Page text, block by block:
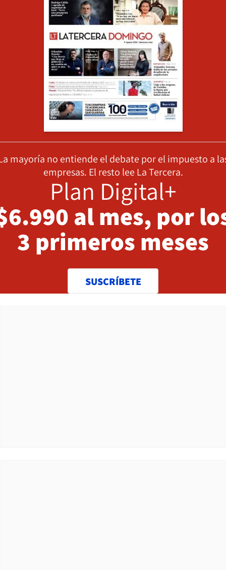
mayoría no entiende el debate por el impuesto a
empresas. El resto lee La Tercera.
Plan Digital+
al mes, por
3 primeros meses
SUSCRÍBETE